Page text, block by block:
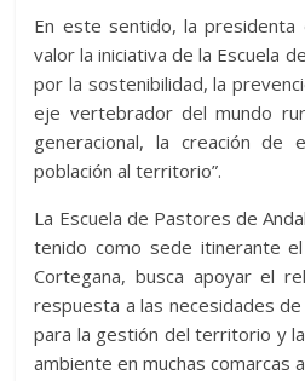
En este sentido, la presidenta
valor la iniciativa de la Escuela
por la sostenibilidad, la
eje vertebrador del mundo
generacional, la creación de
población al territorio”.
La Escuela de Pastores de
tenido como sede itinerante
Cortegana, busca apoyar el
respuesta a las necesidades
para la gestión del territorio y
ambiente en muchas comarcas